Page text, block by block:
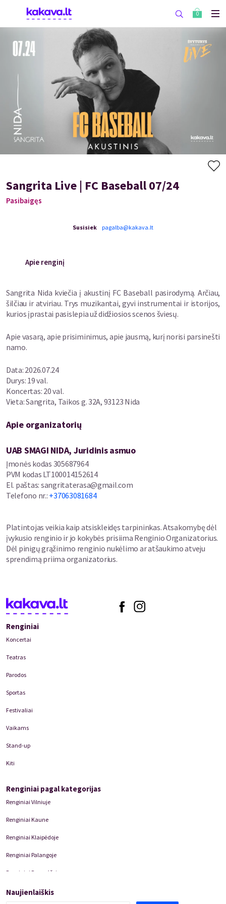
0
Sangrita Live | FC Baseball 07/24
Pasibaigęs
Susisiek pagalba@kakava.lt
Apie renginį
Sangrita Nida kviečia į akustinį FC Baseball pasirodymą. Arčiau,
šilčiau ir atviriau. Trys muzikantai, gyvi instrumentai ir istorijos,
kurios įprastai pasislepia už didžiosios scenos šviesų.
Apie vasarą, apie prisiminimus, apie jausmą, kurį norisi parsinešti
namo.
Data: 2026.07.24
Durys: 19 val.
Koncertas: 20 val.
Vieta: Sangrita, Taikos g. 32A, 93123 Nida
Apie organizatorių
UAB SMAGI NIDA, Juridinis asmuo
Įmonės kodas 305687964
PVM kodas LT100014152614
El. paštas: sangritaterasa@gmail.com
Telefono nr.: +37063081684
Platintojas veikia kaip atsiskleidęs tarpininkas. Atsakomybę dėl
įvykusio renginio ir jo kokybės prisiima Renginio Organizatorius.
Dėl pinigų grąžinimo renginio nukėlimo ar atšaukimo atveju
sprendimą priima organizatorius.
Renginiai
Koncertai
Teatras
Parodos
Sportas
Festivaliai
Vaikams
Stand-up
Kiti
Renginiai pagal kategorijas
Renginiai Vilniuje
Renginiai Kaune
Renginiai Klaipėdoje
Renginiai Palangoje
Renginiai Panevėžyje
Domino Teatro Spektakliai
Naujienlaiškis